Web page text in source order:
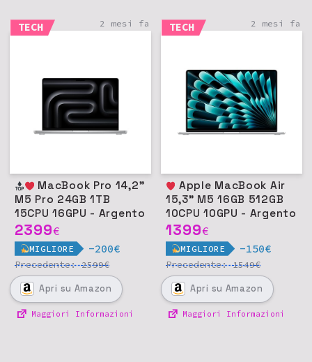
TECH 2 mesi fa
M5 Pro 24GB 1TB
15CPU 16GPU - Argento
2399€
MIGLIORE -200€
Precedente:2599€
Apri su Amazon
Maggiori Informazioni
TECH 2 mesi fa
Apple MacBook Air
15,3" M5 16GB 512GB
10CPU 10GPU - Argento
1399€
MIGLIORE -150€
Precedente:1549€
Apri su Amazon
Maggiori Informazioni